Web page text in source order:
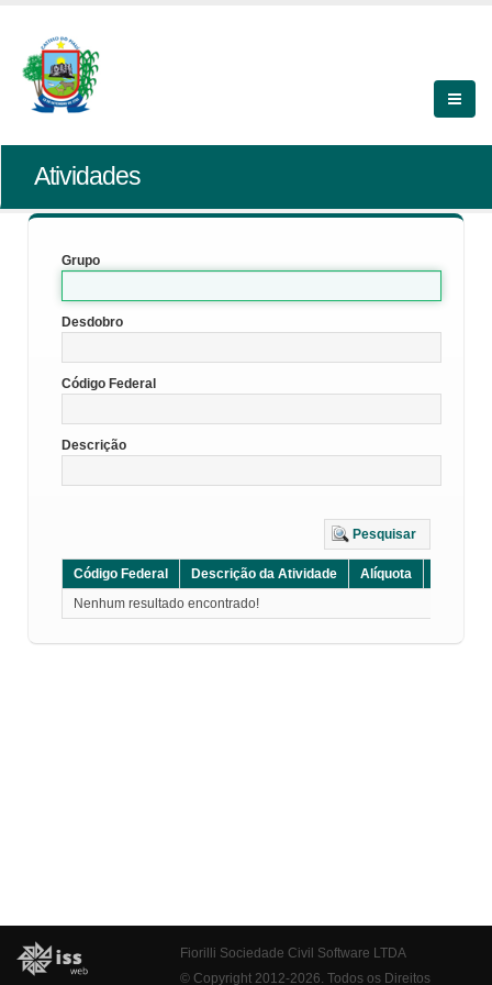
Atividades
Grupo
Desdobro
Código Federal
Descrição
Pesquisar
Código Federal Descrição da Atividade Alíquota
Nenhum resultado encontrado!
Fiorilli Sociedade Civil Software LTDA
© Copyright 2012-2026. Todos os Direitos